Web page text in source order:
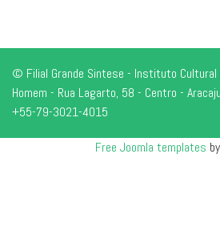
© Filial Grande Sintese - Instituto Cultural
Homem - Rua Lagarto, 58 - Centro -
+55-79-3021-4015
Free Joomla templates by